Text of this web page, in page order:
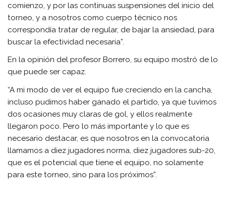
comienzo, y por las continuas suspensiones del inicio del
torneo, y a nosotros como cuerpo técnico nos
correspondía tratar de regular, de bajar la ansiedad, para
buscar la efectividad necesaria”.
En la opinión del profesor Borrero, su equipo mostró de lo
que puede ser capaz.
“A mi modo de ver el equipo fue creciendo en la cancha,
incluso pudimos haber ganado el partido, ya que tuvimos
dos ocasiones muy claras de gol, y ellos realmente
llegaron poco. Pero lo más importante y lo que es
necesario destacar, es que nosotros en la convocatoria
llamamos a diez jugadores norma, diez jugadores sub-20,
que es el potencial que tiene el equipo, no solamente
para este torneo, sino para los próximos”.